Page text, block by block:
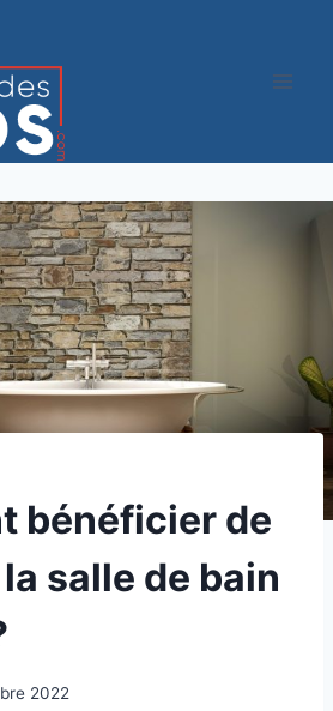
bénéficier de
la salle de bain
2022